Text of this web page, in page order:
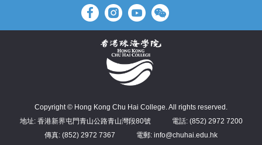
Copyright © Hong Kong Chu Hai College. All rights reserved.
地址: 香港新界屯門青山公路青山灣段80號
電話: (852) 2972 7200
傳真: (852) 2972 7367
電郵: info@chuhai.edu.hk